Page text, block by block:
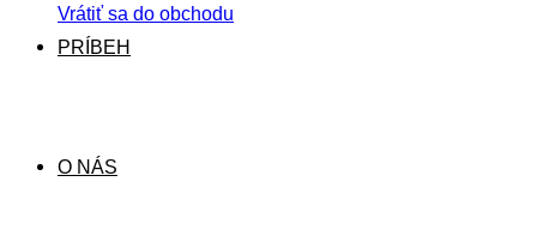
Vrátiť sa do obchodu
PRÍBEH
O NÁS